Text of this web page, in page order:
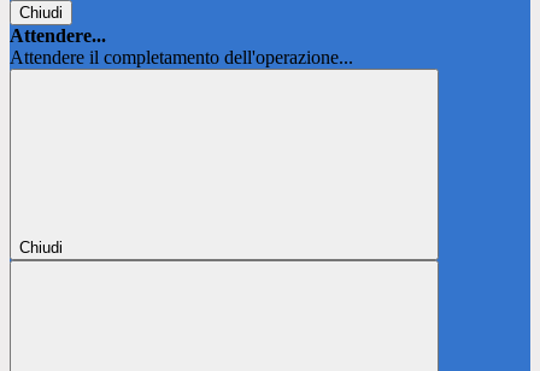
Chiudi
Attendere...
Attendere il completamento dell'operazione...
Chiudi